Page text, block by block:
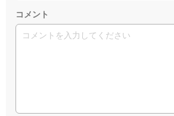
コメント